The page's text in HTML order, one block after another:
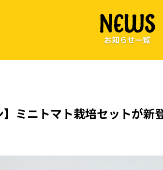
NEWS
お知らせ一覧
】ミニトマト栽培セットが新